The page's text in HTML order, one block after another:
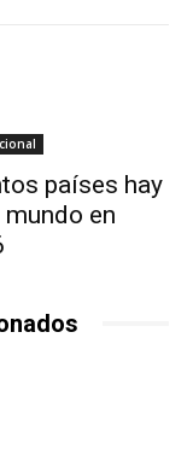
países hay
mundo en